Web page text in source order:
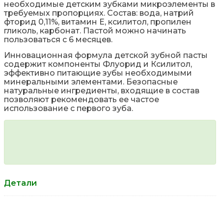
необходимые детским зубками микроэлементы в
требуемых пропорциях. Состав: вода, натрий
фторид 0,11%, витамин Е, ксилитол, пропилен
гликоль, карбонат. Пастой можно начинать
пользоваться с 6 месяцев.
Инновационная формула детской зубной пасты
содержит компоненты Флуорид и Ксилитол,
эффективно питающие зубы необходимыми
минеральными элементами. Безопасные
натуральные ингредиенты, входящие в состав
позволяют рекомендовать ее частое
использование с первого зуба.
Детали